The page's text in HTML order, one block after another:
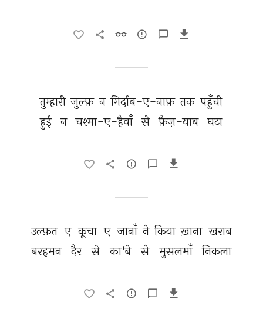
तुम्हारी ज़ुल्फ़ न गिर्दाब-ए-नाफ़ तक पहुँची
हुई न चश्मा-ए-हैवाँ से फ़ैज़-याब घटा
उल्फ़त-ए-कूचा-ए-जानाँ ने किया ख़ाना-ख़राब
बरहमन
दैर से का'बे से मुसलमाँ निकला